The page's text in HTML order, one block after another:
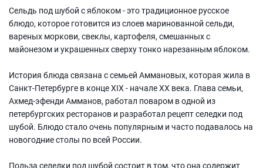
Сельдь под шубой с яблоком - это традиционное русское
блюдо, которое готовится из слоев маринованной сельди,
вареных моркови, свеклы, картофеля, смешанных с
майонезом и украшенных сверху тонко нарезанным яблоком.
История блюда связана с семьей Аммановых, которая жила в
Санкт-Петербурге в конце XIX - начале XX века. Глава семьи,
Ахмед-эфенди Амманов, работал поваром в одной из
петербургских ресторанов и разработал рецепт селедки под
шубой. Блюдо стало очень популярным и часто подавалось на
новогодние столы по всей России.
Польза селедки под шубой состоит в том, что она содержит